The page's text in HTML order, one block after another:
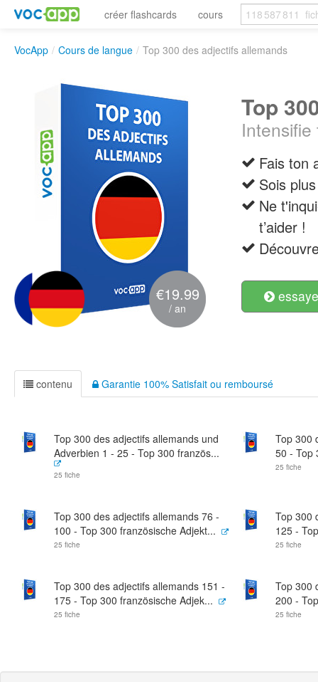
créer flashcards cours
VocApp / Cours de langue / Top 300 des adjectifs allemands
€19.99
/ an
Top
Fais ton
Sois
Ne
t’aider !
contenu Garantie 100% Satisfait ou remboursé
Top 300 des adjectifs allemands und
Adverbien 1 - 25 - Top 300 französ...
25 fiche
Top 300
50 - Top
25 fiche
Top 300 des adjectifs allemands 76 -
100 - Top 300 französische Adjekt...
25 fiche
Top 300
125 -
25 fiche
Top 300 des adjectifs allemands 151 -
175 - Top 300 französische Adjek...
25 fiche
Top 300
200 -
25 fiche